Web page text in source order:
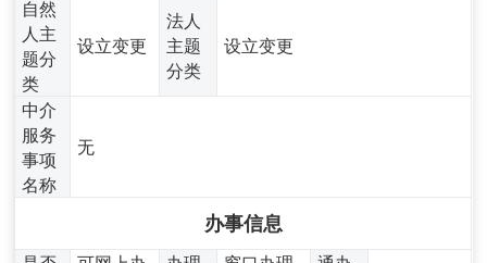
自然
人主
题分
类
设立变更
法人
主题
分类
设立变更
中介
服务
事项
名称
无
办事信息